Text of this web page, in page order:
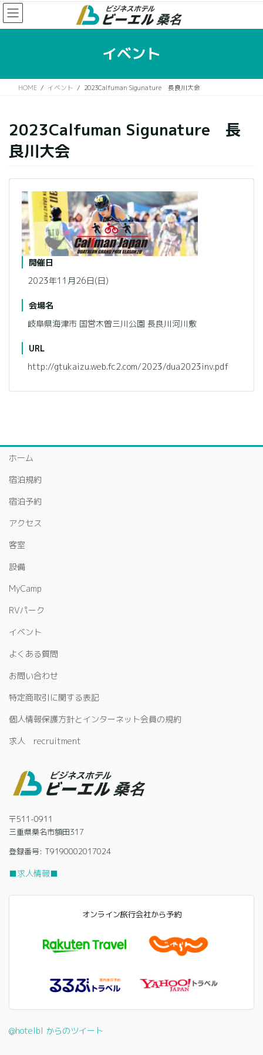
コ
ン
テ
移
ナ
ビ
ゲ
ン
イベント
HOME イベント 2023Calfuman Sigunature 長良川大会
2023Calfuman Sigunature 長
良川大会
開催日
2023年11月26日(日)
会場名
岐阜県海津市 国営木曽三川公園 長良川河川敷
URL
http://gtukaizu.web.fc2.com/2023/dua2023inv.pdf
ホーム
宿泊規約
宿泊予約
アクセス
客室
設備
MyCamp
RVパーク
イベント
よくある質問
お問い合わせ
特定商取引に関する表記
個人情報保護方針とインターネット会員の規約
求人 recruitment
〒511-0911
三重県桑名市額田317
登録番号: T9190002017024
■求人情報■
オンライン旅行会社から予約
@hotelbl からのツイート